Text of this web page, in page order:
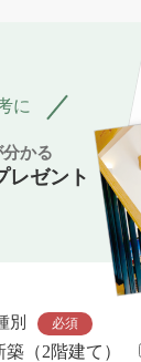
に
かる
レゼント
別 必須
築（2階建て）